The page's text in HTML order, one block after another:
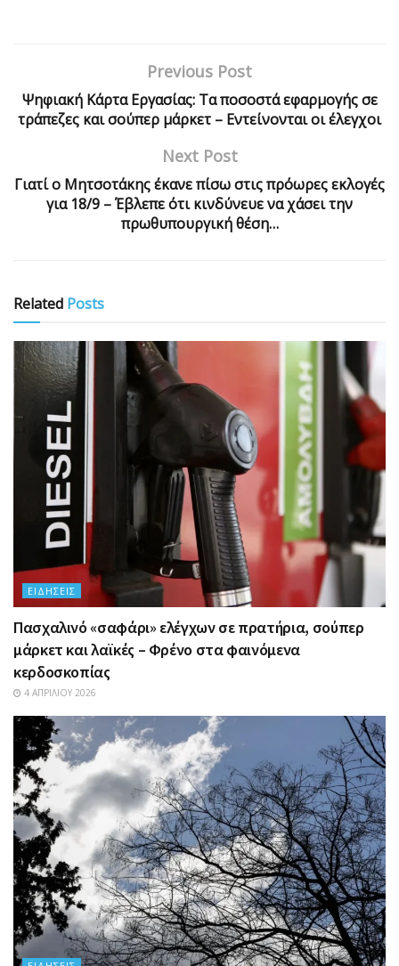
Previous Post
Ψηφιακή Κάρτα Εργασίας: Τα ποσοστά εφαρμογής σε
τράπεζες και σούπερ μάρκετ – Εντείνονται οι έλεγχοι
Next Post
Γιατί ο Μητσοτάκης έκανε πίσω στις πρόωρες εκλογές
για 18/9 – Έβλεπε ότι κινδύνευε να χάσει την
πρωθυπουργική θέση…
Related Posts
ΕΙΔΉΣΕΙΣ
Πασχαλινό «σαφάρι» ελέγχων σε πρατήρια, σούπερ
μάρκετ και λαϊκές – Φρένο στα φαινόμενα
κερδοσκοπίας
4 ΑΠΡΙΛΊΟΥ 2026